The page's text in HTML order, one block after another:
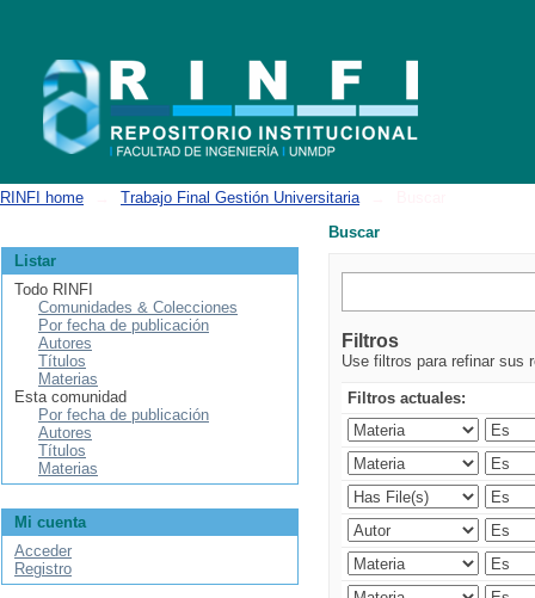
RINFI home Trabajo Final Gestión Universitaria
Buscar
Filtros
Use filtros para refinar sus
Filtros actuales:
Listar
Todo RINFI
Comunidades & Colecciones
Por fecha de publicación
Autores
Títulos
Materias
Esta comunidad
Por fecha de publicación
Autores
Títulos
Materias
Mi cuenta
Acceder
Registro